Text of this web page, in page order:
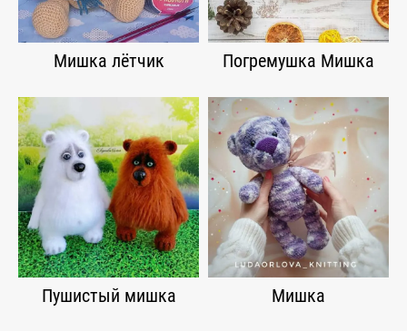
Мишка лётчик Погремушка Мишка
Пушистый мишка Мишка